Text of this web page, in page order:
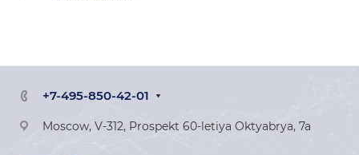
+7-495-850-42-01
Moscow, V-312, Prospekt 60-letiya Oktyabrya, 7a